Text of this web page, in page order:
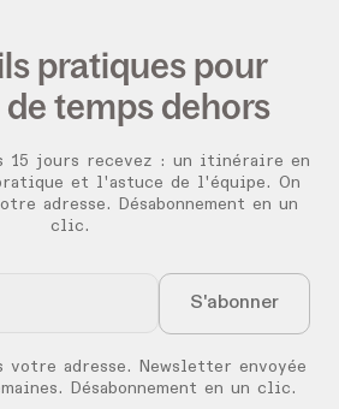
pratiques pour
de temps dehors
15 jours recevez : un itinéraire en
et l'astuce de l'équipe. On
adresse. Désabonnement en un
clic.
votre adresse. Newsletter envoyée
Désabonnement en un clic.